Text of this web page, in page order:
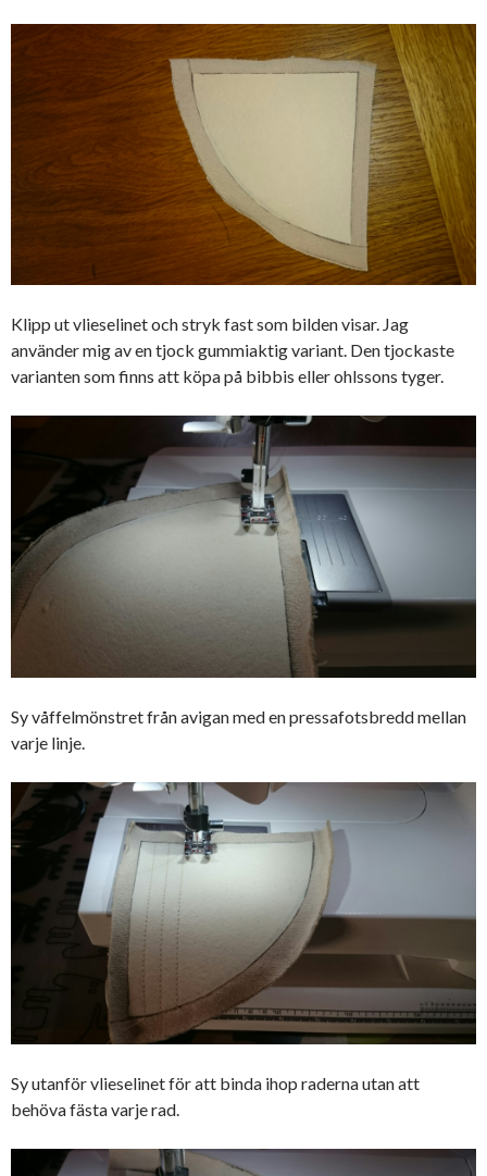
Klipp ut vlieselinet och stryk fast som bilden visar. Jag
använder mig av en tjock gummiaktig variant. Den tjockaste
varianten som finns att köpa på bibbis eller ohlssons tyger.
Sy våffelmönstret från avigan med en pressafotsbredd mellan
varje linje.
Sy utanför vlieselinet för att binda ihop raderna utan att
behöva fästa varje rad.